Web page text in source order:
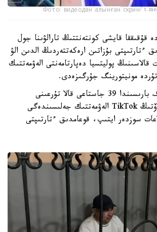
Фото: видеодан алынған скрин/
قۇقىققا قايشى كونتەنتتىڭ تارالۋىنا جول
ءتارتىپتى بۇزاتىن ارەكەتتەردىڭ الدىن الۋ
پوليتسيا دەپارتامەنتى الەۋمەتتىك
مونيتورينگ جۇرگىزەدى.
كەزەكتى مونيتورينگ بارىسىندا 39 جاستاعى قالا تۇرعىنى
قۋانىشبەك ۋماربەكوۆتىڭ TikTok الەۋمەتتىك جەلىسىندەگى
سوزدەر ايتىپ، قوعامدىق ءتارتىپتى